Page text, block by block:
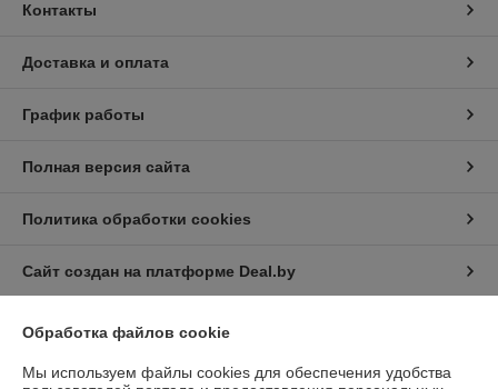
Контакты
Доставка и оплата
График работы
Полная версия сайта
Политика обработки cookies
Сайт создан на платформе Deal.by
Обработка файлов cookie
Мы используем файлы cookies для обеспечения удобства